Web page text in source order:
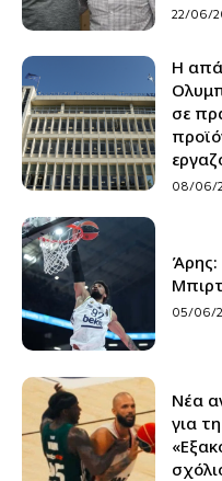
22/06/
Η
σε
08/06/
Άρης:
05/06/
Νέα
για